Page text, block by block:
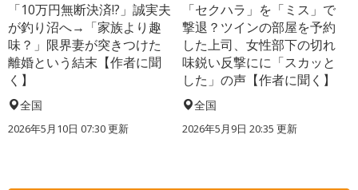
「10万円無断決済!?」誠実夫
が釣り沼へ→「家族より趣
味？」限界妻が突きつけた
離婚という結末【作者に聞
く】
全国
2026年5月10日 07:30 更新
「セクハラ」を「ミス」で
撃退？ツインの部屋を予約
した上司、女性部下の切れ
味鋭い反撃にに「スカッと
した」の声【作者に聞く】
全国
2026年5月9日 20:35 更新